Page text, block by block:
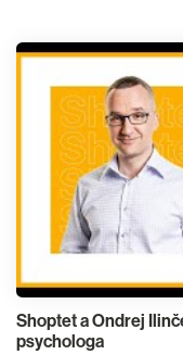
Shoptet a Ondrej
psychologa